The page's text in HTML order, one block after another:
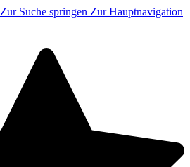
Zur Suche springen Zur Hauptnavigation